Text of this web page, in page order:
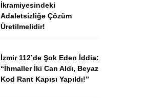
İkramiyesindeki
Adaletsizliğe Çözüm
Üretilmelidir!
İzmir 112’de Şok Eden İddia:
“İhmaller İki Can Aldı, Beyaz
Kod Rant Kapısı Yapıldı!”